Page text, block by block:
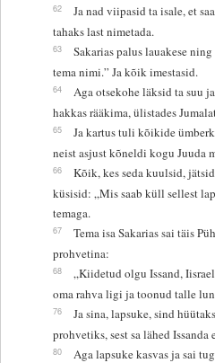
62
Ja nad viipasid ta isale, et
tahaks last nimetada.
63
Sakarias palus lauakese
tema nimi.” Ja kõik imestasid.
64
Aga otsekohe läksid ta suu
hakkas rääkima, ülistades
65
Ja kartus tuli kõikide
neist asjust kõneldi kogu Juuda
66
Kõik, kes seda kuulsid,
küsisid: „Mis saab küll sellest
temaga.
67
Tema isa Sakarias sai täis
prohvetina:
68
„Kiidetud olgu Issand,
oma rahva ligi ja toonud talle
76
Ja sina, lapsuke, sind
prohvetiks, sest sa lähed
80
Aga lapsuke kasvas ja sai